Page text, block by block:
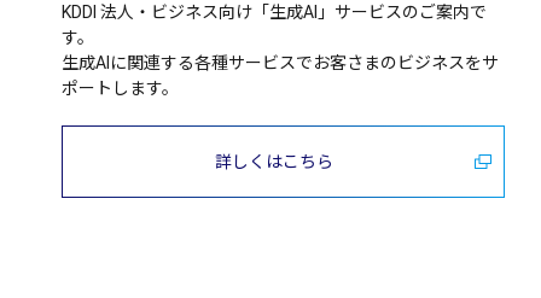
KDDI 法人・ビジネス向け「生成AI」サービスのご案内で
す。
生成AIに関連する各種サービスでお客さまのビジネスをサ
ポートします。
詳しくはこちら